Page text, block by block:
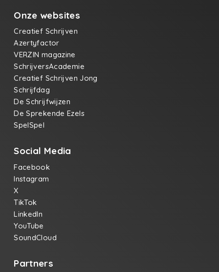
Onze websites
Creatief Schrijven
Azertyfactor
VERZIN magazine
SchrijversAcademie
Creatief Schrijven Jong
Schrijfdag
De Schrijfwijzen
De Sprekende Ezels
SpelSpel
Social Media
Facebook
Instagram
X
TikTok
LinkedIn
YouTube
SoundCloud
Partners